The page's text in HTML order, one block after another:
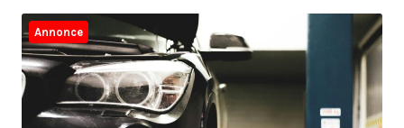
Annonce